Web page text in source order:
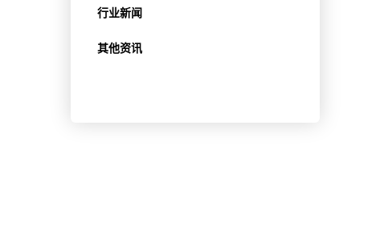
行业新闻
其他资讯